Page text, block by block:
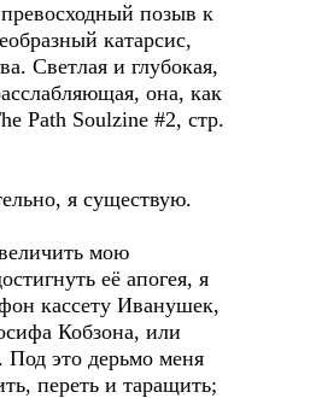
позыв к
катарсис,
Светлая и глубокая,
она, как
Path Soulzine #2, стр.
я существую.
мою
её апогея, я
кассету Иванушек,
Кобзона, или
это дерьмо меня
переть и таращить;